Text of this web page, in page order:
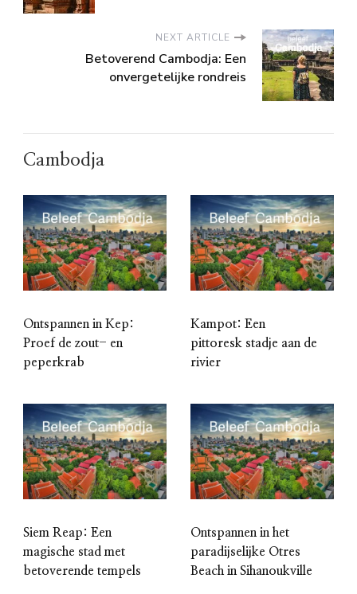
NEXT ARTICLE
Betoverend Cambodja: Een
onvergetelijke rondreis
Cambodja
Ontspannen in Kep:
Proef de zout- en
peperkrab
Kampot: Een
pittoresk stadje aan de
rivier
Siem Reap: Een
magische stad met
betoverende tempels
Ontspannen in het
paradijselijke Otres
Beach in Sihanoukville